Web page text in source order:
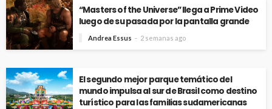
“Masters of the Universe” llega a Prime Video
luego de su pasada por la pantalla grande
Andrea Essus 2 semanas ago
El segundo mejor parque temático del
mundo impulsa al sur de Brasil como destino
turístico para las familias sudamericanas